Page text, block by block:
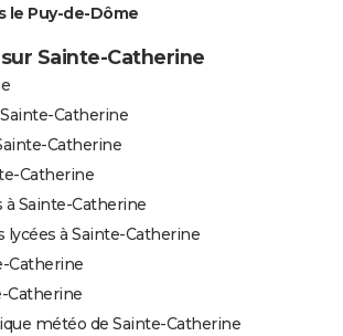
le Puy-de-Dôme
Sainte-Catherine
Catherine
Catherine
Catherine
à Sainte-Catherine
lycées à Sainte-Catherine
Catherine
Catherine
météo de Sainte-Catherine